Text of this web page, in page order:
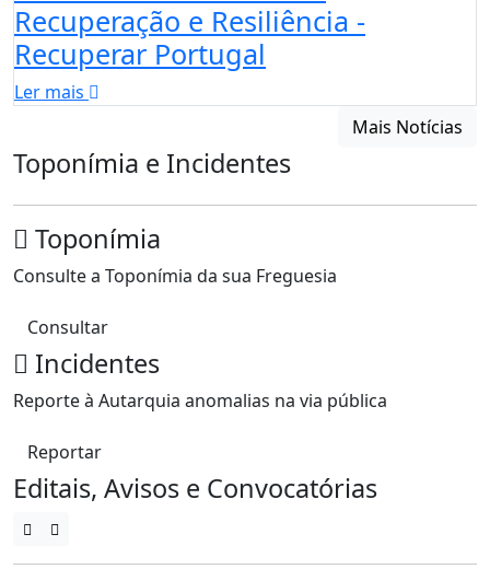
Recuperação e Resiliência -
Recuperar Portugal
Ler mais
Mais Notícias
Toponímia e Incidentes
Toponímia
Consulte a Toponímia da sua Freguesia
Consultar
Incidentes
Reporte à Autarquia anomalias na via pública
Reportar
Editais, Avisos e Convocatórias